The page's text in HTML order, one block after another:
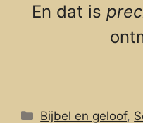
En dat is
Categorieën
Bijbel en geloof,